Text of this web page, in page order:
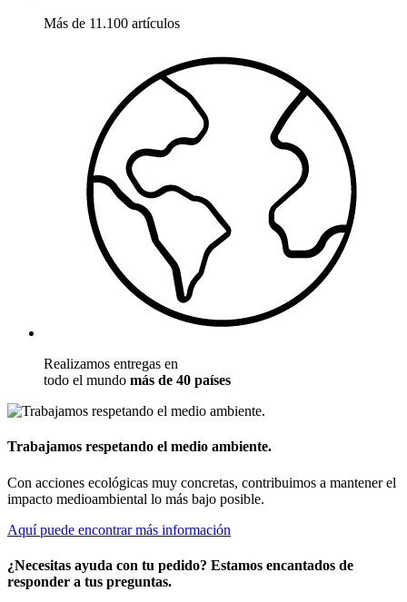
Más de 11.100 artículos
Realizamos entregas en
todo el mundo más de 40 países
Trabajamos respetando el medio ambiente.
Con acciones ecológicas muy concretas, contribuimos a mantener el
impacto medioambiental lo más bajo posible.
Aquí puede encontrar más información
¿Necesitas ayuda con tu pedido? Estamos encantados de
responder a tus preguntas.